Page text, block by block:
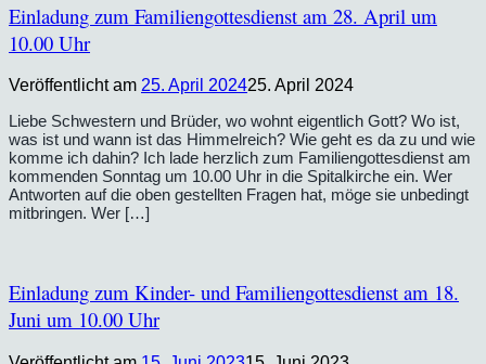
Einladung zum Familiengottesdienst am 28. April um
10.00 Uhr
Veröffentlicht am 25. April 202425. April 2024
Liebe Schwestern und Brüder, wo wohnt eigentlich Gott? Wo ist,
was ist und wann ist das Himmelreich? Wie geht es da zu und wie
komme ich dahin? Ich lade herzlich zum Familiengottesdienst am
kommenden Sonntag um 10.00 Uhr in die Spitalkirche ein. Wer
Antworten auf die oben gestellten Fragen hat, möge sie unbedingt
mitbringen. Wer […]
Einladung zum Kinder- und Familiengottesdienst am 18.
Juni um 10.00 Uhr